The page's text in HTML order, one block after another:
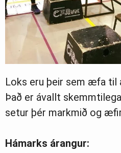
Loks eru þeir sem æfa til
Það er ávallt
setur þér markmið og
Hámarks árangur: